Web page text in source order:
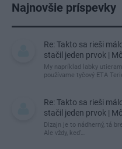
Najnovšie príspevky
Re: Takto sa rieši
stačil jeden prvok |
My napríklad labky
používame tyčový ETA
Re: Takto sa rieši
stačil jeden prvok |
Dizajn je to nádherný, tá
Ale vždy, keď…